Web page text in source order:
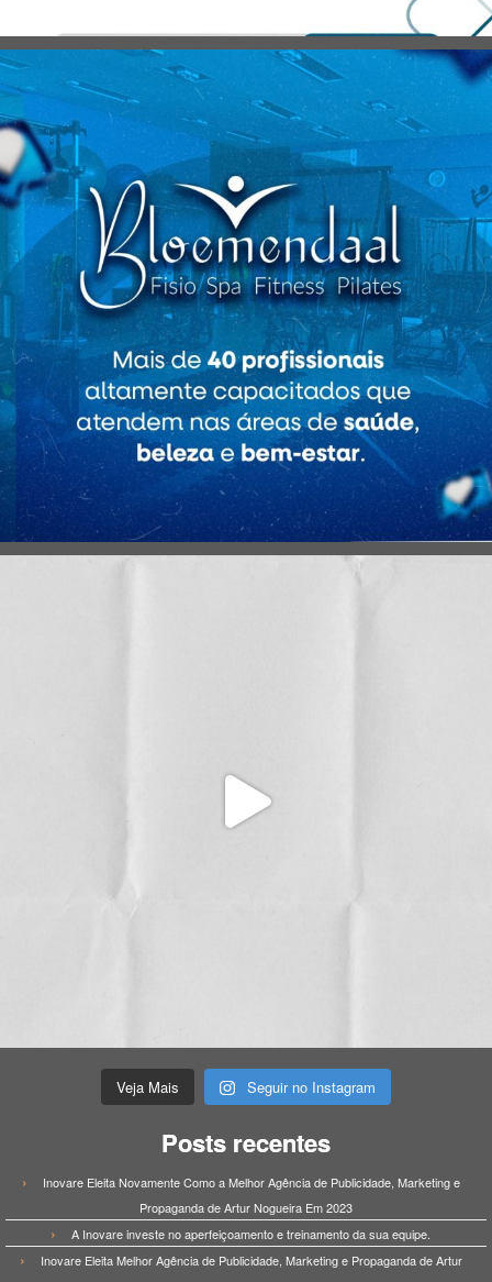
Veja Mais Seguir no Instagram
Posts recentes
Inovare Eleita Novamente Como a Melhor Agência de Publicidade, Marketing e
Propaganda de Artur Nogueira Em 2023
A Inovare investe no aperfeiçoamento e treinamento da sua equipe.
Inovare Eleita Melhor Agência de Publicidade, Marketing e Propaganda de Artur